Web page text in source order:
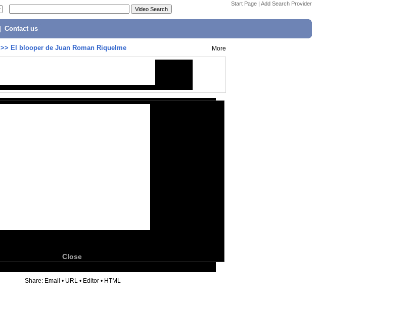
Start Page | Add Search Provider
Contact us
>> El blooper de Juan Roman Riquelme More
Close
Share: Email • URL • Editor • HTML